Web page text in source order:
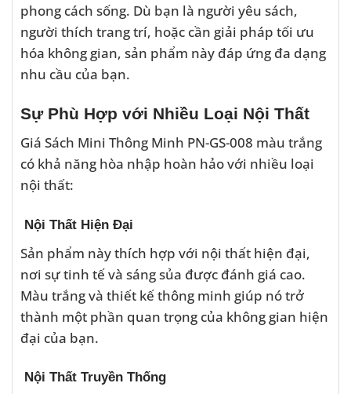
phong cách sống. Dù bạn là người yêu sách,
người thích trang trí, hoặc cần giải pháp tối ưu
hóa không gian, sản phẩm này đáp ứng đa dạng
nhu cầu của bạn.
Sự Phù Hợp với Nhiều Loại Nội Thất
Giá Sách Mini Thông Minh PN-GS-008 màu trắng
có khả năng hòa nhập hoàn hảo với nhiều loại
nội thất:
Nội Thất Hiện Đại
Sản phẩm này thích hợp với nội thất hiện đại,
nơi sự tinh tế và sáng sủa được đánh giá cao.
Màu trắng và thiết kế thông minh giúp nó trở
thành một phần quan trọng của không gian hiện
đại của bạn.
Nội Thất Truyền Thống